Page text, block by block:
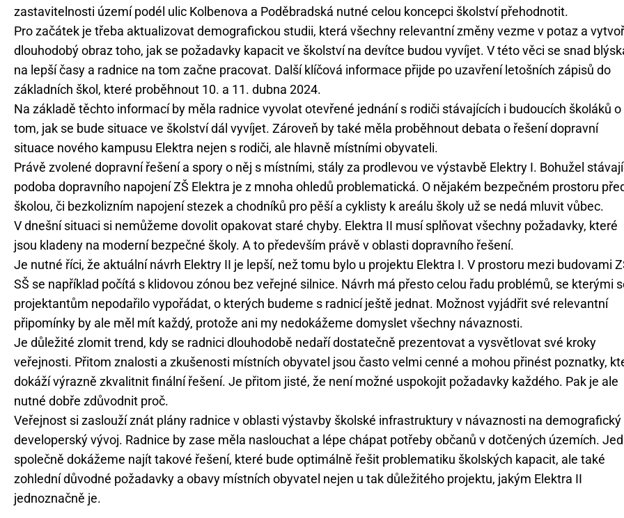
zastavitelnosti území podél ulic Kolbenova a Poděbradská nutné celou koncepci školství přehodnotit.
Pro začátek je třeba aktualizovat demografickou studii, která všechny relevantní změny vezme v potaz a
dlouhodobý obraz toho, jak se požadavky kapacit ve školství na devítce budou vyvíjet. V této věci se snad
na lepší časy a radnice na tom začne pracovat. Další klíčová informace přijde po uzavření letošních zápisů do
základních škol, které proběhnout 10. a 11. dubna 2024.
Na základě těchto informací by měla radnice vyvolat otevřené jednání s rodiči stávajících i budoucích školáků o
tom, jak se bude situace ve školství dál vyvíjet. Zároveň by také měla proběhnout debata o řešení dopravní
situace nového kampusu Elektra nejen s rodiči, ale hlavně místními obyvateli.
Právě zvolené dopravní řešení a spory o něj s místními, stály za prodlevou ve výstavbě Elektry I. Bohužel
podoba dopravního napojení ZŠ Elektra je z mnoha ohledů problematická. O nějakém bezpečném prostoru
školou, či bezkolizním napojení stezek a chodníků pro pěší a cyklisty k areálu školy už se nedá mluvit vůbec.
V dnešní situaci si nemůžeme dovolit opakovat staré chyby. Elektra II musí splňovat všechny požadavky, které
jsou kladeny na moderní bezpečné školy. A to především právě v oblasti dopravního řešení.
Je nutné říci, že aktuální návrh Elektry II je lepší, než tomu bylo u projektu Elektra I. V prostoru mezi budovami
SŠ se například počítá s klidovou zónou bez veřejné silnice. Návrh má přesto celou řadu problémů, se kterými
projektantům nepodařilo vypořádat, o kterých budeme s radnicí ještě jednat. Možnost vyjádřit své relevantní
připomínky by ale měl mít každý, protože ani my nedokážeme domyslet všechny návaznosti.
Je důležité zlomit trend, kdy se radnici dlouhodobě nedaří dostatečně prezentovat a vysvětlovat své kroky
veřejnosti. Přitom znalosti a zkušenosti místních obyvatel jsou často velmi cenné a mohou přinést poznatky,
dokáží výrazně zkvalitnit finální řešení. Je přitom jisté, že není možné uspokojit požadavky každého. Pak je ale
nutné dobře zdůvodnit proč.
Veřejnost si zaslouží znát plány radnice v oblasti výstavby školské infrastruktury v návaznosti na demografický
developerský vývoj. Radnice by zase měla naslouchat a lépe chápat potřeby občanů v dotčených územích.
společně dokážeme najít takové řešení, které bude optimálně řešit problematiku školských kapacit, ale také
zohlední důvodné požadavky a obavy místních obyvatel nejen u tak důležitého projektu, jakým Elektra II
jednoznačně je.